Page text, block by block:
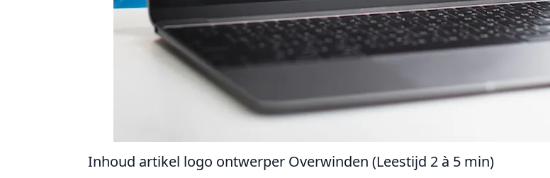
Inhoud artikel logo ontwerper Overwinden (Leestijd 2 à 5 min)